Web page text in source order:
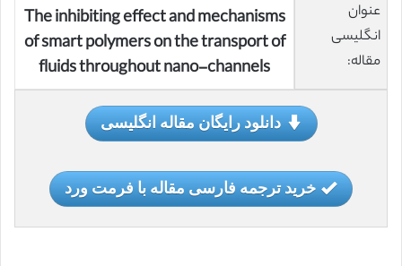
عنوان
انگلیسی
مقاله:
The inhibiting effect and mechanisms
of smart polymers on the transport of
fluids throughout nano-channels
دانلود رایگان مقاله انگلیسی
خرید ترجمه فارسی مقاله با فرمت ورد